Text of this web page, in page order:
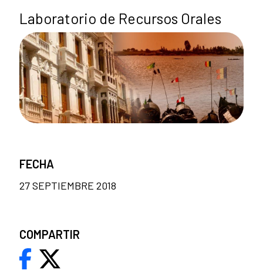
Laboratorio de Recursos Orales
FECHA
27 SEPTIEMBRE 2018
COMPARTIR